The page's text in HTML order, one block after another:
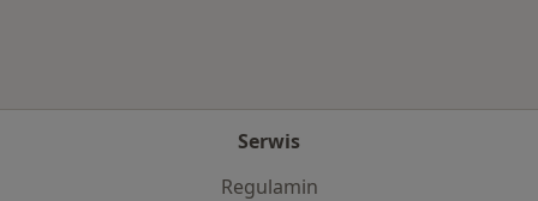
Serwis
Regulamin